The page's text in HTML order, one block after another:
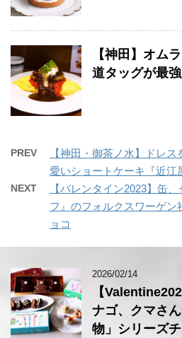
【神田】オム
道タッグが最強
PREV
【神田・御茶ノ水】ドレ
愛いショートケーキ『近江
NEXT
【バレンタイン2023】缶
フ』のフォルクスワーゲン
ョコ
2026/02/14
【
ナゴ、クマさ
物」シリーズ